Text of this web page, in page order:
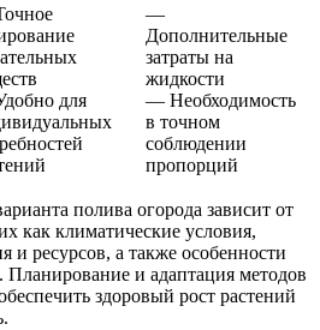
для
—
Дополнительные
затраты на
жидкости
— Необходимость
в точном
соблюдении
пропорций
полива огорода зависит от
как климатические условия,
и ресурсов, а также особенности
и адаптация методов
здоровый рост растений